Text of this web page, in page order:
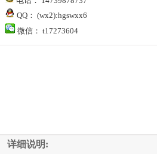
QQ： (wx2):hgswxx6
微信： t17273604
详细说明: